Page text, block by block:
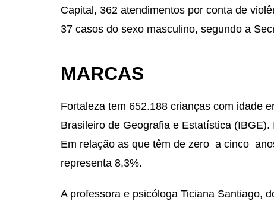
Capital, 362 atendimentos por conta de
37 casos do sexo masculino, segundo a
MARCAS
Fortaleza tem 652.188 crianças com idade
Brasileiro de Geografia e Estatística
Em relação as que têm de zero a cinco
representa 8,3%.
A professora e psicóloga Ticiana Santiago,